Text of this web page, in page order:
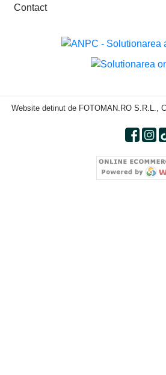
Contact
Website detinut de FOTOMAN.RO S.R.L.,